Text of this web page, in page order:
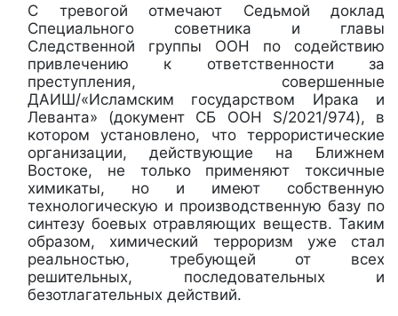
С тревогой отмечают Седьмой доклад
Специального советника и главы
Следственной группы ООН по содействию
привлечению к ответственности за
преступления, совершенные
ДАИШ/«Исламским государством Ирака и
Леванта» (документ СБ ООН S/2021/974), в
котором установлено, что террористические
организации, действующие на Ближнем
Востоке, не только применяют токсичные
химикаты, но и имеют собственную
технологическую и производственную базу по
синтезу боевых отравляющих веществ. Таким
образом, химический терроризм уже стал
реальностью, требующей от всех
решительных, последовательных и
безотлагательных действий.